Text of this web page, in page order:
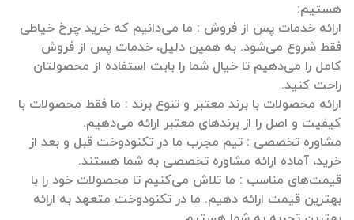
ارائه خدمات پس از فروش : ما می‌دانیم که خرید چرخ خیاطی
فقط شروع می‌شود. به همین دلیل، خدمات پس از فروش
کامل را می‌دهیم تا خیال شما را بابت استفاده از محصولتان
ارائه محصولات با برند معتبر و تنوع برند : ما فقط محصولات با
مشاوره تخصصی : تیم مجرب ما در تکنودوخت قبل و بعد از
قیمت‌های مناسب : ما تلاش می‌کنیم تا محصولات خود را با
بهترین قیمت ارائه دهیم. ما در تکنودوخت متعهد به ارائه